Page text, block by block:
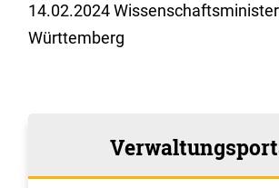
14.02.2024
Württemberg